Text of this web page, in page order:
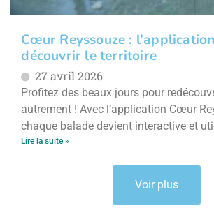
Cœur Reyssouze :
découvrir le territoire
27 avril 2026
Profitez des beaux jours pour
autrement ! Avec l’application Cœur
chaque balade devient interactive et
Lire la suite »
Voir plus